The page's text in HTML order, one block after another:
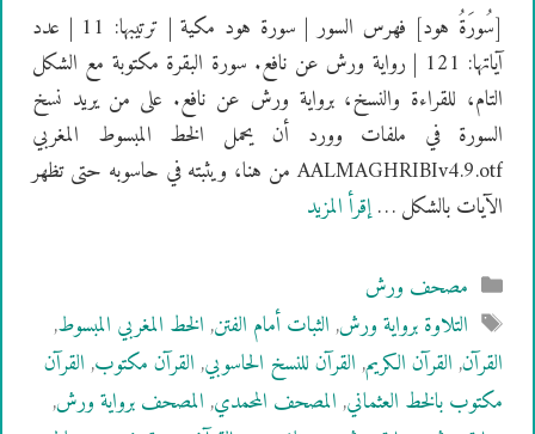
[سُورَةُ هود] فهرس السور | سورة هود مكية | ترتيبها: 11 | عدد
آياتها: 121 | رواية ورش عن نافع. سورة البقرة مكتوبة مع الشكل
التام، للقراءة والنسخ، برواية ورش عن نافع. على من يريد نسخ
السورة في ملفات وورد أن يحمل الخط المبسوط المغربي
AALMAGHRIBIv4.9.otf من هنا، ويثبته في حاسوبه حتى تظهر
الآيات بالشكل …إقرأ المزيد
التصنيفات
مصحف ورش
الوسوم
التلاوة برواية ورش,الثبات أمام الفتن,الخط المغربي المبسوط,
القرآن,القرآن الكريم,القرآن للنسخ الحاسوبي,القرآن مكتوب,القرآن
مكتوب بالخط العثماني,المصحف المحمدي,المصحف برواية ورش,